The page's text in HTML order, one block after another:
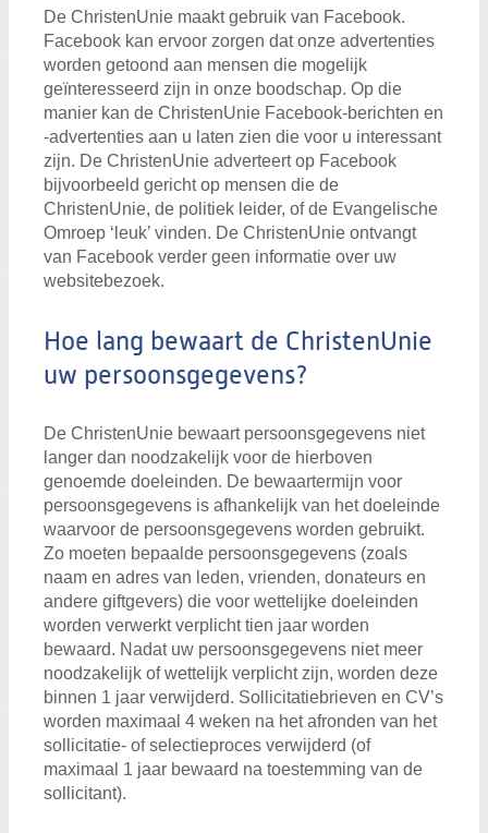
De ChristenUnie maakt gebruik van Facebook.
Facebook kan ervoor zorgen dat onze advertenties
worden getoond aan mensen die mogelijk
geïnteresseerd zijn in onze boodschap. Op die
manier kan de ChristenUnie Facebook-berichten en
-advertenties aan u laten zien die voor u interessant
zijn. De ChristenUnie adverteert op Facebook
bijvoorbeeld gericht op mensen die de
ChristenUnie, de politiek leider, of de Evangelische
Omroep ‘leuk’ vinden. De ChristenUnie ontvangt
van Facebook verder geen informatie over uw
websitebezoek.
Hoe lang bewaart de ChristenUnie
uw persoonsgegevens?
De ChristenUnie bewaart persoonsgegevens niet
langer dan noodzakelijk voor de hierboven
genoemde doeleinden. De bewaartermijn voor
persoonsgegevens is afhankelijk van het doeleinde
waarvoor de persoonsgegevens worden gebruikt.
Zo moeten bepaalde persoonsgegevens (zoals
naam en adres van leden, vrienden, donateurs en
andere giftgevers) die voor wettelijke doeleinden
worden verwerkt verplicht tien jaar worden
bewaard. Nadat uw persoonsgegevens niet meer
noodzakelijk of wettelijk verplicht zijn, worden deze
binnen 1 jaar verwijderd. Sollicitatiebrieven en CV’s
worden maximaal 4 weken na het afronden van het
sollicitatie- of selectieproces verwijderd (of
maximaal 1 jaar bewaard na toestemming van de
sollicitant).